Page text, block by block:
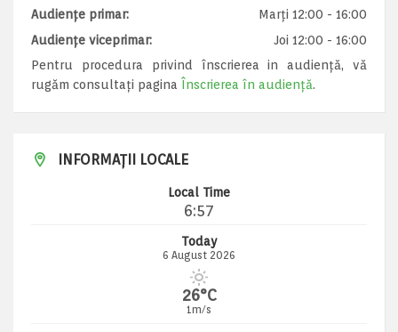
Audiențe primar:
Marți 12:00 - 16:00
Audiențe viceprimar:
Joi 12:00 - 16:00
Pentru procedura privind înscrierea in audiență, vă
rugăm consultați pagina Înscrierea în audiență.
INFORMAȚII LOCALE
Local Time
6:57
Today
6 August 2026
26°C
1m/s